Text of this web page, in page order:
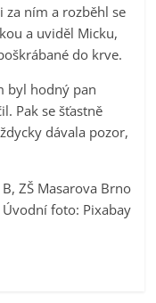
za ním a rozběhl se
a uviděl Micku,
do krve.
byl hodný pan
Pak se šťastně
dávala pozor,
ZŠ Masarova Brno
Úvodní foto: Pixabay